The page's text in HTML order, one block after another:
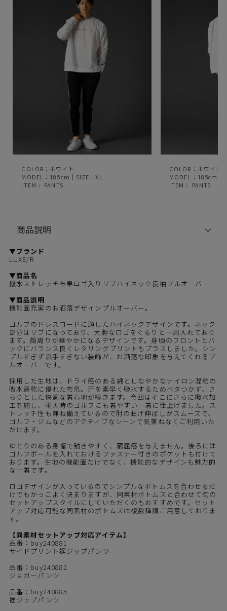
COLOR：ホワイト
MODEL：185cm｜SIZE：XL
ITEM： PANTS
COLOR：ホワイト
MODEL：185cm｜
ITEM： PANTS
商品説明
▼ブランド
LUXE/R
▼商品名
撥水ストレッチ布帛ロゴ入りリブハイネック長袖プルオーバー
▼商品説明
機能面充実のお洒落デザインプルオーバー。
ゴルフのドレスコードに適したハイネックデザインです。ネック
部分はリブになっており、大胆なロゴをぐるりと一周入れており
ます。顔周りが華やかになるデザインです。身頃のフロントとバ
ックにバランス良くレタリングプリントもプラスしました。シン
プルすぎず派手すぎない装飾が、お洒落な印象を与えてくれるプ
ルオーバーです。
採用した生地は、ドライ感のある綿としなやかなナイロン混紡の
吸水速乾に優れた布帛。汗を素早く吸水するためベタつかず、さ
らりとした快適な着心地が続きます。今回はそこにさらに撥水加
工を施し、雨天時のゴルフにも着やすい一着に仕上げました。ス
トレッチ性も兼ね備えているので肘の曲げ伸ばしがスムーズで、
ゴルフ・ジムなどのアクティブなシーンで気兼ねなくご利用いた
だけます。
ゆとりのある身幅で動きやすく、窮屈感を与えません。後ろには
ゴルフボールを入れておけるファスナー付きのポケットも付けて
おります。生地の機能面だけでなく、機能的なデザインも魅力的
な一着です。
ロゴデザインが入っているのでシンプルなボトムスを合わせるだ
けでもかっこよく決まりますが、同素材ボトムスと合わせて旬の
セットアップスタイルにしていただくのもおすすめです。セット
アップ対応可能な同素材のボトムスは複数種類ご用意しておりま
す。
【同素材セットアップ対応アイテム】
品番：buy240881
サイドプリント裾ジップパンツ
品番：buy240882
ジョガーパンツ
品番：buy240883
裾ジップパンツ